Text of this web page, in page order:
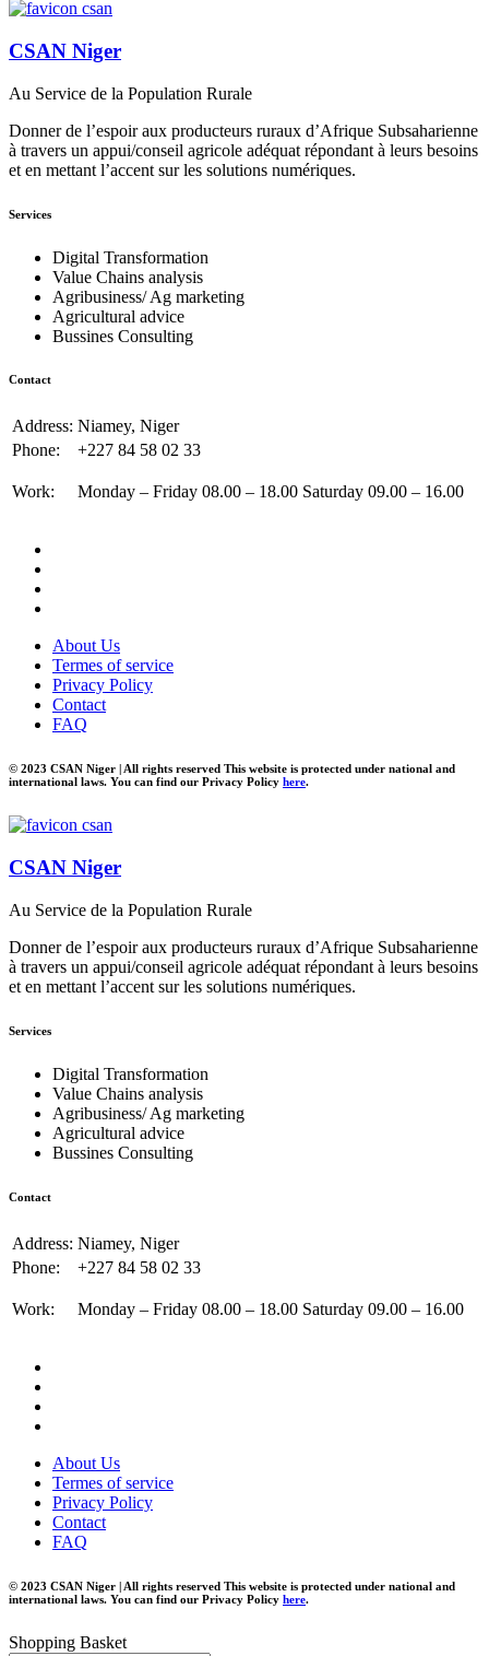
CSAN Niger
Au Service de la Population Rurale
Donner de l’espoir aux producteurs ruraux d’Afrique Subsaharienne
à travers un appui/conseil agricole adéquat répondant à leurs besoins
et en mettant l’accent sur les solutions numériques.
Services
Digital Transformation
Value Chains analysis
Agribusiness/ Ag marketing
Agricultural advice
Bussines Consulting
Contact
Address: Niamey, Niger
Phone:
+227 84 58 02 33
Work: Monday – Friday 08.00 – 18.00 Saturday 09.00 – 16.00
About Us
Termes of service
Privacy Policy
Contact
FAQ
© 2023 CSAN Niger | All rights reserved This website is protected under national and
international laws. You can find our Privacy Policy here.
CSAN Niger
Au Service de la Population Rurale
Donner de l’espoir aux producteurs ruraux d’Afrique Subsaharienne
à travers un appui/conseil agricole adéquat répondant à leurs besoins
et en mettant l’accent sur les solutions numériques.
Services
Digital Transformation
Value Chains analysis
Agribusiness/ Ag marketing
Agricultural advice
Bussines Consulting
Contact
Address: Niamey, Niger
Phone:
+227 84 58 02 33
Work: Monday – Friday 08.00 – 18.00 Saturday 09.00 – 16.00
About Us
Termes of service
Privacy Policy
Contact
FAQ
© 2023 CSAN Niger | All rights reserved This website is protected under national and
international laws. You can find our Privacy Policy here.
Shopping Basket